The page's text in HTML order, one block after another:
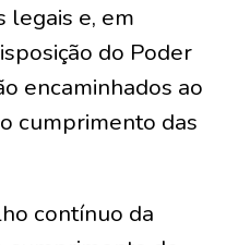
legais e, em
do Poder
encaminhados ao
cumprimento das
contínuo da